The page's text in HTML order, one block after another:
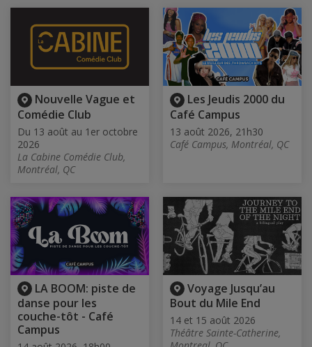
Nouvelle Vague et
Comédie Club
Du 13 août au 1er octobre
2026
La Cabine Comédie Club,
Montréal, QC
Les Jeudis 2000 du
Café Campus
13 août 2026, 21h30
Café Campus, Montréal, QC
LA BOOM: piste de
danse pour les
couche-tôt - Café
Campus
Voyage Jusqu’au
Bout du Mile End
14 et 15 août 2026
Théâtre Sainte-Catherine,